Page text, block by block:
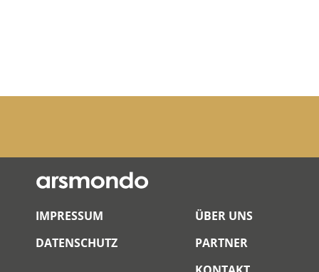
IMPRESSUM
DATENSCHUTZ
ÜBER UNS
KONTAKT